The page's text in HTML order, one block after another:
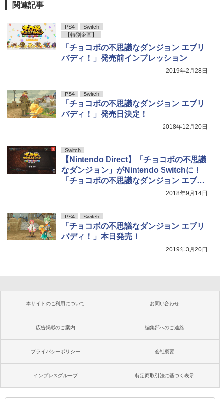
関連記事
PS4
Switch
【特別企画】
「チョコボの不思議なダンジョン エブリ
バディ！」発売前インプレッション
2019年2月28日
PS4 Switch
「チョコボの不思議なダンジョン エブリ
バディ！」発売日決定！
2018年12月20日
Switch
【Nintendo Direct】「チョコボの不思議
なダンジョン」がNintendo Switchに！
「チョコボの不思議なダンジョン エブリ
2018年9月14日
PS4 Switch
「チョコボの不思議なダンジョン エブリ
バディ！」本日発売！
2019年3月20日
本サイトのご利用について お問い合わせ
広告掲載のご案内 編集部へのご連絡
プライバシーポリシー 会社概要
インプレスグループ 特定商取引法に基づく表示